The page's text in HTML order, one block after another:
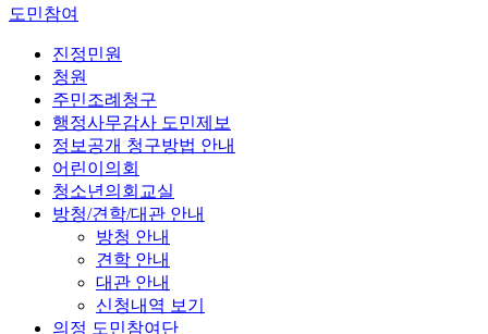
도민참여
진정민원
청원
주민조례청구
행정사무감사 도민제보
정보공개 청구방법 안내
어린이의회
청소년의회교실
방청/견학/대관 안내
방청 안내
견학 안내
대관 안내
신청내역 보기
의정 도민참여단